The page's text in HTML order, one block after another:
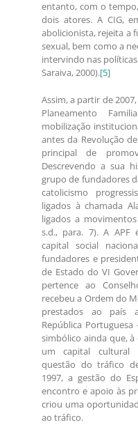
entanto, com o
dois atores. A CIG,
abolicionista, rejeita a
sexual, bem como a
intervindo nas
Saraiva, 2000).[5]
Assim, a partir de
Planeamento
mobilização
antes da Revolução
principal de
Descrevendo a sua
grupo de fundadores
catolicismo
ligados à chamada
ligados a
s.d., para. 7). A APF
capital social
fundadores e
de Estado do VI
pertence ao
recebeu a Ordem do
prestados ao país
República
simbólico ainda que, à
um capital cultural
questão do tráfico
1997, a gestão do
encontro e apoio às
criou uma
ao tráfico.